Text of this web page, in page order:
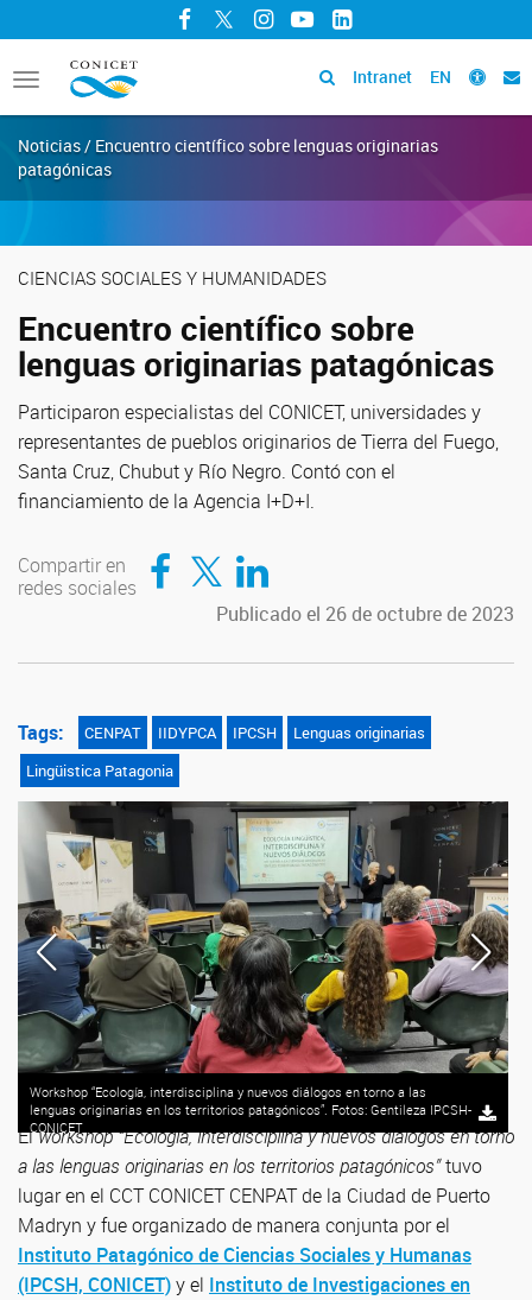
Facebook
TwitterInstagram
YouTubeLinkedIn
Toggle
navigation
Intranet EN
Noticias / Encuentro científico sobre lenguas originarias
patagónicas
CIENCIAS SOCIALES Y HUMANIDADES
Encuentro científico sobre
lenguas originarias patagónicas
Participaron especialistas del CONICET, universidades y
representantes de pueblos originarios de Tierra del Fuego,
Santa Cruz, Chubut y Río Negro. Contó con el
financiamiento de la Agencia I+D+I.
Compartir en
redes sociales
Compartir en Facebook
Compartir en TwitterCompartir en LinkedIn
Publicado el 26 de octubre de 2023
Tags: CENPAT IIDYPCA IPCSH
Lenguas originarias
Lingüistica Patagonia
Workshop “Ecología, interdisciplina y nuevos diálogos en torno a las
lenguas originarias en los territorios patagónicos”. Fotos: Gentileza IPCSH-
CONICET
Elworkshop “Ecología, interdisciplina y nuevos diálogos en torno
a las lenguas originarias en los territorios patagónicos”tuvo
lugar en el CCT CONICET CENPAT de la Ciudad de Puerto
Madryn y fue organizado de manera conjunta por el
Instituto Patagónico de Ciencias Sociales y Humanas
(IPCSH, CONICET)y el Instituto de Investigaciones en